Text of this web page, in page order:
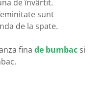
de învârtit.
sunt
de la spate.
fina de bumbac si